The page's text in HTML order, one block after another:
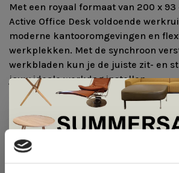
Met een royaal formaat van 200 x
Active Office Desk voldoende
moderne kantooromgevingen en
werkplekken. Met de synchroon
werkbladen kun je de juiste zit- en
jouw ideale werkdag instellen.
Frame
Zwart
Wit
De Summer Sale bij